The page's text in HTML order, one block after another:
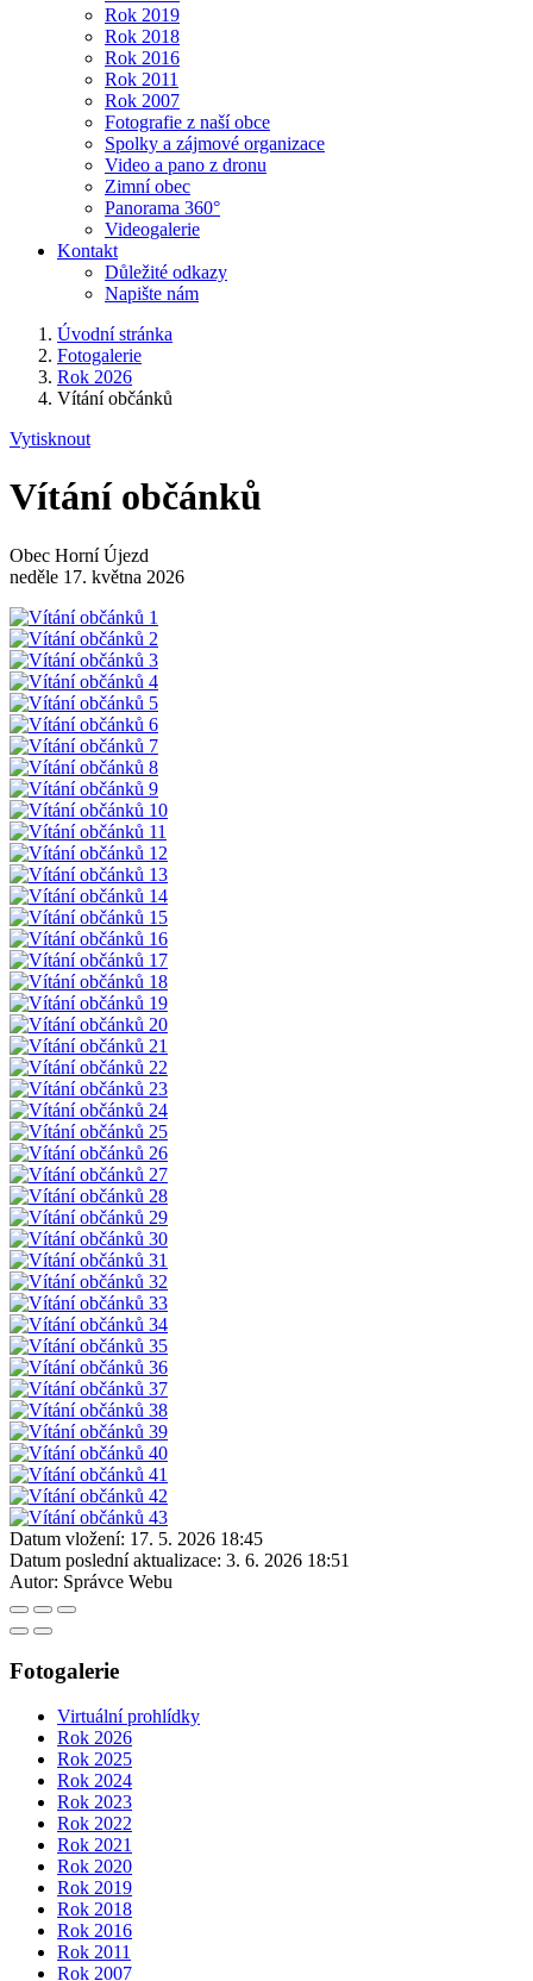
Rok 2019
Rok 2018
Rok 2016
Rok 2011
Rok 2007
Fotografie z naší obce
Spolky a zájmové organizace
Video a pano z dronu
Zimní obec
Panorama 360°
Videogalerie
Kontakt
Důležité odkazy
Napište nám
Úvodní stránka
Fotogalerie
Rok 2026
Vítání občánků
Vytisknout
Vítání občánků
Obec Horní Újezd
neděle 17. května 2026
Datum vložení: 17. 5. 2026 18:45
Datum poslední aktualizace: 3. 6. 2026 18:51
Autor: Správce Webu
Fotogalerie
Virtuální prohlídky
Rok 2026
Rok 2025
Rok 2024
Rok 2023
Rok 2022
Rok 2021
Rok 2020
Rok 2019
Rok 2018
Rok 2016
Rok 2011
Rok 2007